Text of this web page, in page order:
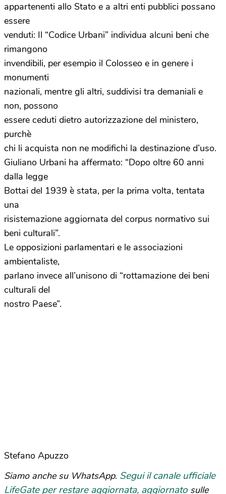
appartenenti allo Stato e a altri enti pubblici possano
essere
venduti: Il “Codice Urbani” individua alcuni beni che
rimangono
invendibili, per esempio il Colosseo e in genere i
monumenti
nazionali, mentre gli altri, suddivisi tra demaniali e
non, possono
essere ceduti dietro autorizzazione del ministero,
purchè
chi li acquista non ne modifichi la destinazione d’uso.
Giuliano Urbani ha affermato: “Dopo oltre 60 anni
dalla legge
Bottai del 1939 è stata, per la prima volta, tentata
una
risistemazione aggiornata del corpus normativo sui
beni culturali”.
Le opposizioni parlamentari e le associazioni
ambientaliste,
parlano invece all’unisono di “rottamazione dei beni
culturali del
nostro Paese”.
Stefano Apuzzo
Siamo anche su WhatsApp. Segui il canale ufficiale
LifeGate per restare aggiornata, aggiornato sulle